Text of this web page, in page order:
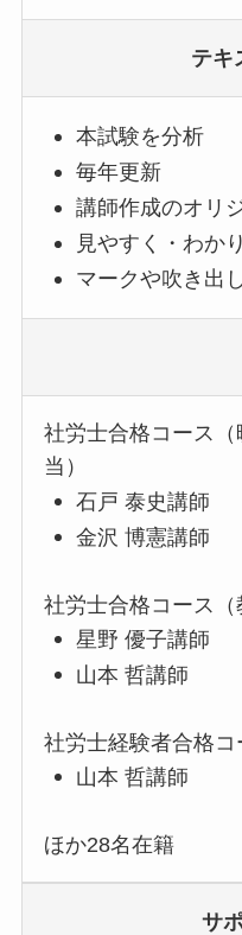
テキ
本試験を分析
毎年更新
講師作成のオリ
見やすく・わか
マークや吹き出
社労士合格コース
当）
石戸 泰史講師
金沢 博憲講師
社労士合格コース（
星野 優子講師
山本 哲講師
社労士経験者合格コ
山本 哲講師
ほか28名在籍
サ